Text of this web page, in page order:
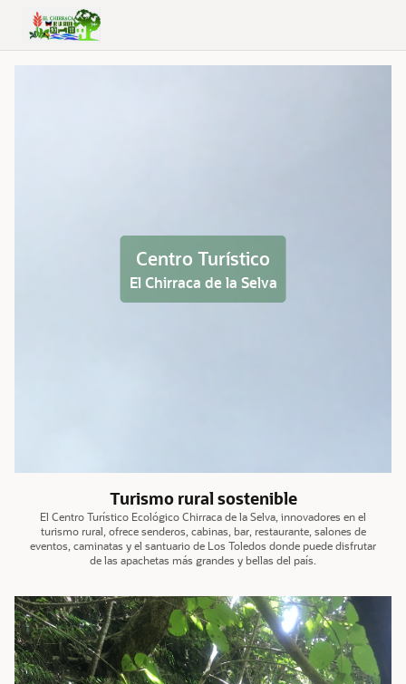
Skip to Main Content
Centro Turístico
El Chirraca de la Selva
Turismo rural sostenible
El Centro Turístico Ecológico Chirraca de la Selva, innovadores en el
turismo rural, ofrece senderos, cabinas, bar, restaurante, salones de
eventos, caminatas y el santuario de Los Toledos donde puede disfrutar
de las apachetas más grandes y bellas del país.